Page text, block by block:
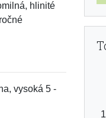
hlinité
vysoká 5 -